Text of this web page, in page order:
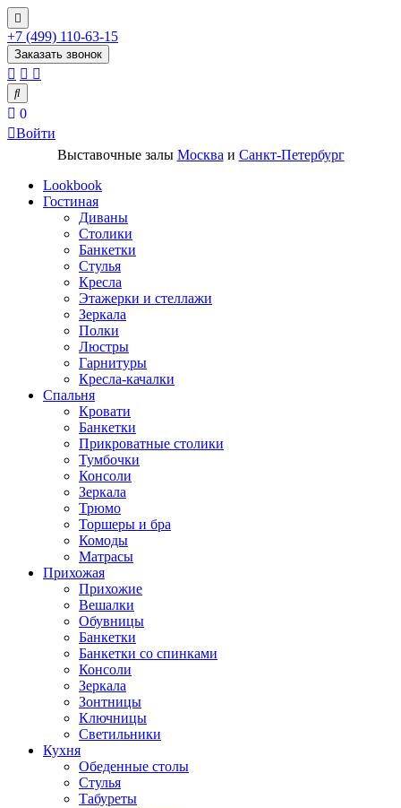
+7 (499) 110-63-15
Заказать звонок
0
Войти
Выставочные залы Москва и Санкт-Петербург
Lookbook
Гостиная
Диваны
Столики
Банкетки
Стулья
Кресла
Этажерки и стеллажи
Зеркала
Полки
Люстры
Гарнитуры
Кресла-качалки
Спальня
Кровати
Банкетки
Прикроватные столики
Тумбочки
Консоли
Зеркала
Трюмо
Торшеры и бра
Комоды
Матрасы
Прихожая
Прихожие
Вешалки
Обувницы
Банкетки
Банкетки со спинками
Консоли
Зеркала
Зонтницы
Ключницы
Светильники
Кухня
Обеденные столы
Стулья
Табуреты